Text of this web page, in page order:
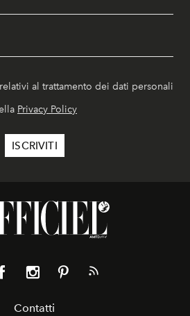
al trattamento dei dati personali
Privacy Policy
Contatti